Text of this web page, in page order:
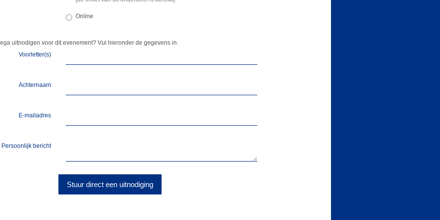
Online
uitnodigen voor dit evenement? Vul hieronder de gegevens in.
Voorletter(s)
Achternaam
E-mailadres
Persoonlijk bericht
Stuur direct een uitnodiging